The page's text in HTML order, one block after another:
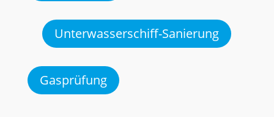
Unterwasserschiff-Sanierung
Gasprüfung